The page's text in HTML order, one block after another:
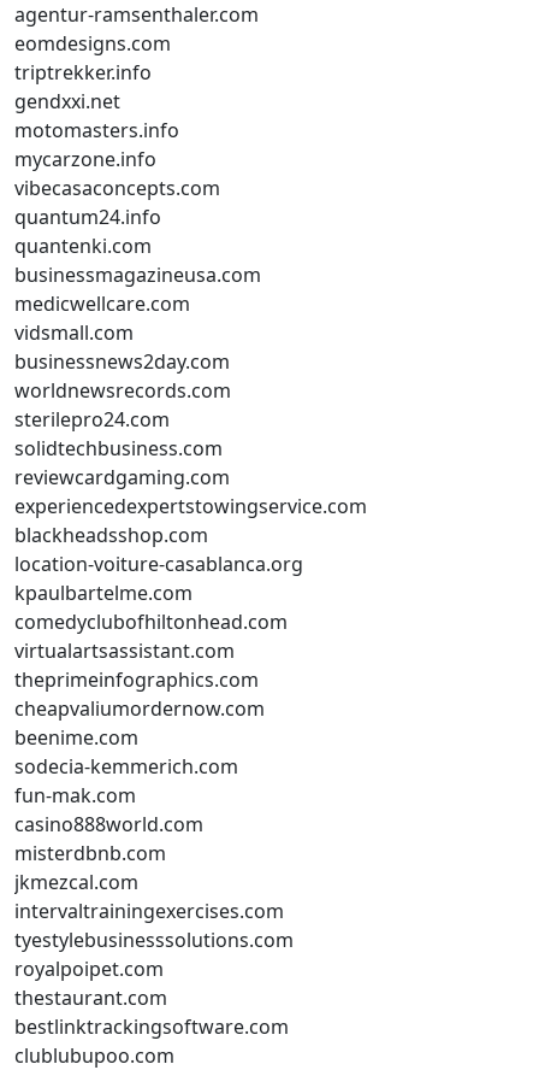
agentur-ramsenthaler.com
eomdesigns.com
triptrekker.info
gendxxi.net
motomasters.info
mycarzone.info
vibecasaconcepts.com
quantum24.info
quantenki.com
businessmagazineusa.com
medicwellcare.com
vidsmall.com
businessnews2day.com
worldnewsrecords.com
sterilepro24.com
solidtechbusiness.com
reviewcardgaming.com
experiencedexpertstowingservice.com
blackheadsshop.com
location-voiture-casablanca.org
kpaulbartelme.com
comedyclubofhiltonhead.com
virtualartsassistant.com
theprimeinfographics.com
cheapvaliumordernow.com
beenime.com
sodecia-kemmerich.com
fun-mak.com
casino888world.com
misterdbnb.com
jkmezcal.com
intervaltrainingexercises.com
tyestylebusinesssolutions.com
royalpoipet.com
thestaurant.com
bestlinktrackingsoftware.com
clublubupoo.com